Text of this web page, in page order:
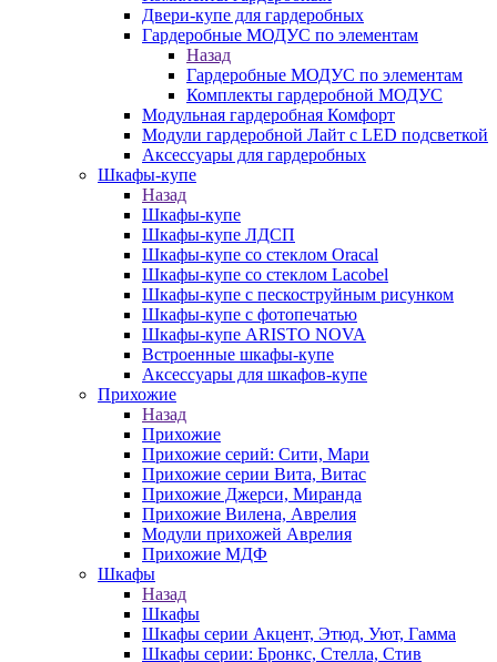
Двери-купе для гардеробных
Гардеробные МОДУС по элементам
Назад
Гардеробные МОДУС по элементам
Комплекты гардеробной МОДУС
Модульная гардеробная Комфорт
Модули гардеробной Лайт с LED подсветкой
Аксессуары для гардеробных
Шкафы-купе
Назад
Шкафы-купе
Шкафы-купе ЛДСП
Шкафы-купе со стеклом Oracal
Шкафы-купе со стеклом Lacobel
Шкафы-купе с пескоструйным рисунком
Шкафы-купе с фотопечатью
Шкафы-купе ARISTO NOVA
Встроенные шкафы-купе
Аксессуары для шкафов-купе
Прихожие
Назад
Прихожие
Прихожие серий: Сити, Мари
Прихожие серии Вита, Витас
Прихожие Джерси, Миранда
Прихожие Вилена, Аврелия
Модули прихожей Аврелия
Прихожие МДФ
Шкафы
Назад
Шкафы
Шкафы серии Акцент, Этюд, Уют, Гамма
Шкафы серии: Бронкс, Стелла, Стив